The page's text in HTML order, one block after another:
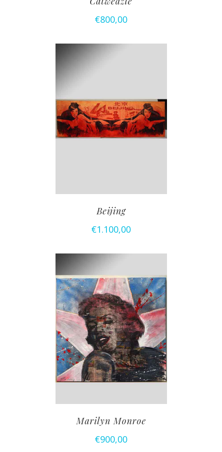
€800,00
TOEVOEGEN AAN
WINKELWAGEN
Beijing
€1.100,00
TOEVOEGEN AAN
WINKELWAGEN
Marilyn Monroe
€900,00